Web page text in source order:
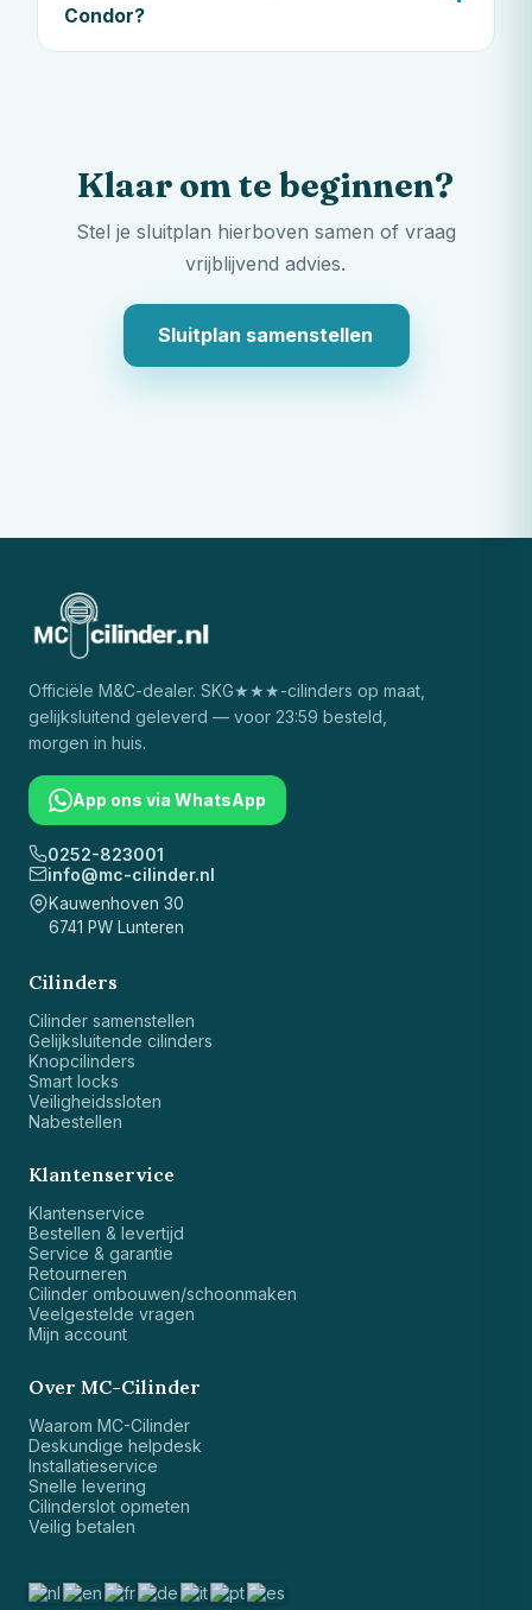
Condor?
Klaar om te beginnen?
Stel je sluitplan hierboven samen of vraag
vrijblijvend advies.
Sluitplan samenstellen
Officiële M&C-dealer. SKG★★★-cilinders op maat,
gelijksluitend geleverd — voor 23:59 besteld,
morgen in huis.
App ons via WhatsApp
0252-823001
info@mc-cilinder.nl
Kauwenhoven 30
6741 PW Lunteren
Cilinders
Cilinder samenstellen
Gelijksluitende cilinders
Knopcilinders
Smart locks
Veiligheidssloten
Nabestellen
Klantenservice
Klantenservice
Bestellen & levertijd
Service & garantie
Retourneren
Cilinder ombouwen/schoonmaken
Veelgestelde vragen
Mijn account
Over MC-Cilinder
Waarom MC-Cilinder
Deskundige helpdesk
Installatieservice
Snelle levering
Cilinderslot opmeten
Veilig betalen